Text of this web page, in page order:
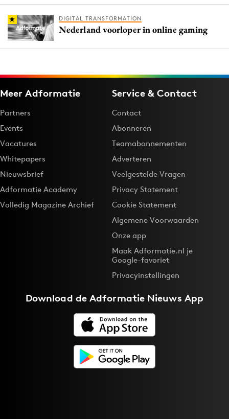
DIGITAL TRANSFORMATION
Nederland voorloper in online gaming
Meer Adformatie
Partners
Events
Vacatures
Whitepapers
Nieuwsbrief
Adformatie Academy
Volledig Magazine Archief
Service & Contact
Contact
Abonneren
Teamabonnementen
Adverteren
Veelgestelde Vragen
Privacy Statement
Cookie Statement
Algemene Voorwaarden
Onze app
Maak Adformatie.nl je
Google-favoriet
Privacyinstellingen
Download deAdformatie Nieuws App